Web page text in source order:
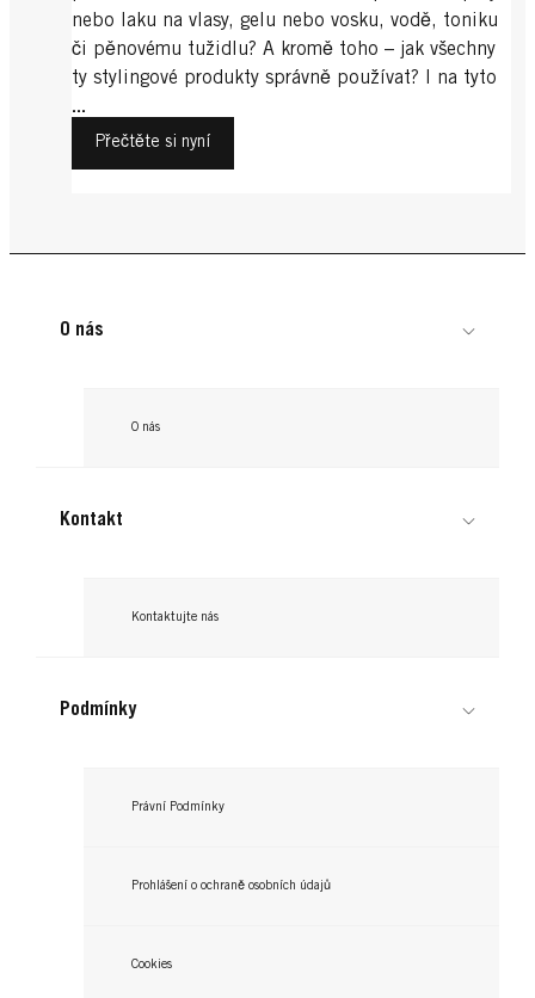
nebo laku na vlasy, gelu nebo vosku, vodě, toniku
či pěnovému tužidlu? A kromě toho – jak všechny
ty stylingové produkty správně používat? I na tyto
otázky vám rádi odpovíme.
...
Přečtěte si nyní
O nás
O nás
Kontakt
Kontaktujte nás
Podmínky
Právní Podmínky
Prohlášení o ochraně osobních údajů
Cookies